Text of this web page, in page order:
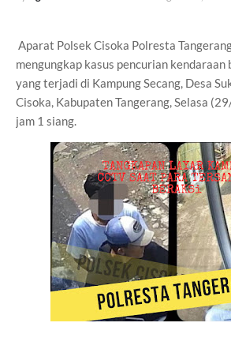
Aparat Polsek Cisoka Polresta
mengungkap kasus pencurian
yang terjadi di Kampung Secang, Desa
Cisoka, Kabupaten Tangerang, Selasa
jam 1 siang.